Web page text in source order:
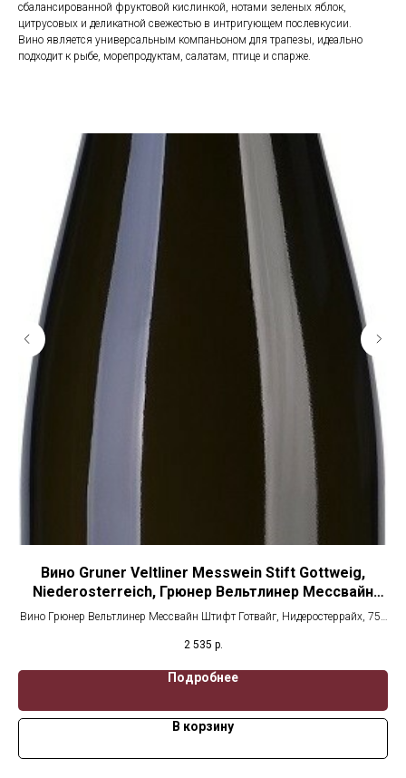
сбалансированной фруктовой кислинкой, нотами зеленых яблок,
цитрусовых и деликатной свежестью в интригующем послевкусии.
Вино является универсальным компаньоном для трапезы, идеально
подходит к рыбе, морепродуктам, салатам, птице и спарже.
Вино Gruner Veltliner Messwein Stift Gottweig,
Niederosterreich, Грюнер Вельтлинер Мессвайн
Штифт Готвайг Нидеростеррайх
Вино Грюнер Вельтлинер Мессвайн Штифт Готвайг, Нидеростеррайх, 750
2 535 р.
Подробнее
В корзину